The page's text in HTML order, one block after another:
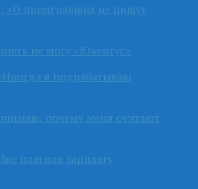
«О проигравших не пишут
не могу «Ювентус»
я подрабатываю
почему меня считают
платили зарплату